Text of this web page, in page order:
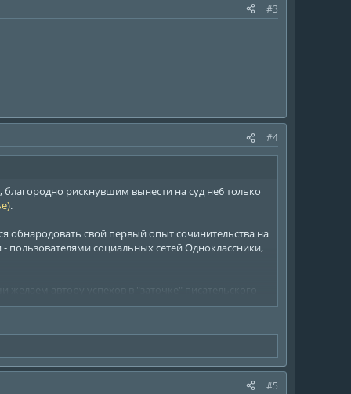
#3
#4
, благородно рискнувшим вынести на суд не6 только
.
обнародовать свой первый опыт сочинительства на
социальных сетей Одноклассники,
автору успехов в "заточке" писательского
#5